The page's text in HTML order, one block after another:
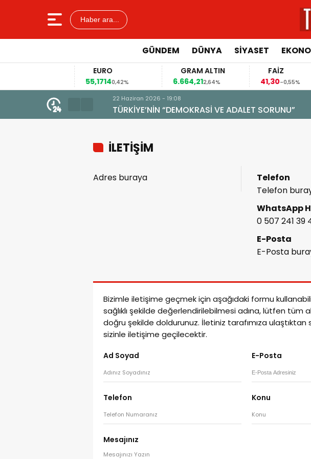
Haber ara...
GÜNDEM DÜNYA SİYASET
EURO
55,17140,42%
GRAM ALTIN
6.664,212,64%
41,30-0,55%
22 Haziran 2026 - 19:08
TÜRKİYE’NİN “DEMOKRASİ VE ADALET SORUNU”
İLETİŞİM
Adres buraya
Telefon
Telefon
WhatsApp
0 507 241 39
E-Posta
E-Posta
Bizimle iletişime geçmek için aşağıdaki formu
sağlıklı şekilde değerlendirilebilmesi adına, lütfen tüm
doğru şekilde doldurunuz. İletiniz tarafımıza ulaştıktan
sizinle iletişime geçilecektir.
Ad Soyad E-Posta
Telefon Konu
Mesajınız